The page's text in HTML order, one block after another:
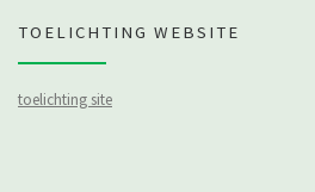
TOELICHTING WEBSITE
toelichting site